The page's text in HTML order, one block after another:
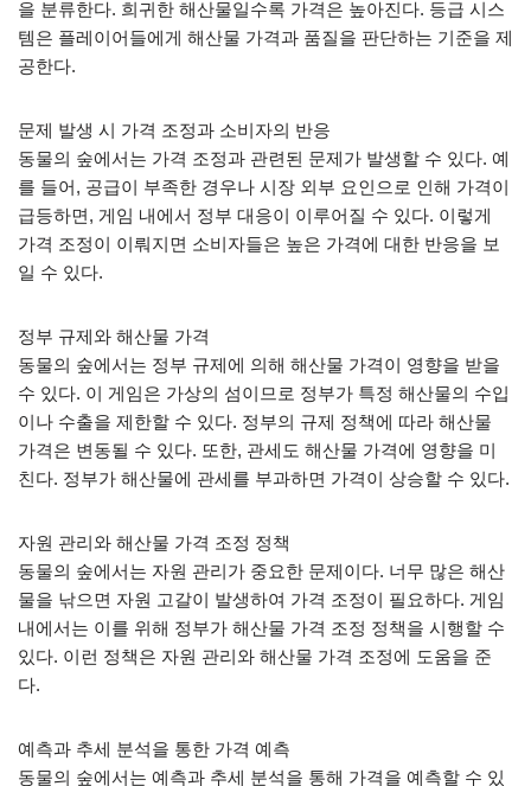
을 분류한다. 희귀한 해산물일수록 가격은 높아진다. 등급 시스
템은 플레이어들에게 해산물 가격과 품질을 판단하는 기준을 제
공한다.
문제 발생 시 가격 조정과 소비자의 반응
동물의 숲에서는 가격 조정과 관련된 문제가 발생할 수 있다. 예
를 들어, 공급이 부족한 경우나 시장 외부 요인으로 인해 가격이
급등하면, 게임 내에서 정부 대응이 이루어질 수 있다. 이렇게
가격 조정이 이뤄지면 소비자들은 높은 가격에 대한 반응을 보
일 수 있다.
정부 규제와 해산물 가격
동물의 숲에서는 정부 규제에 의해 해산물 가격이 영향을 받을
수 있다. 이 게임은 가상의 섬이므로 정부가 특정 해산물의 수입
이나 수출을 제한할 수 있다. 정부의 규제 정책에 따라 해산물
가격은 변동될 수 있다. 또한, 관세도 해산물 가격에 영향을 미
친다. 정부가 해산물에 관세를 부과하면 가격이 상승할 수 있다.
자원 관리와 해산물 가격 조정 정책
동물의 숲에서는 자원 관리가 중요한 문제이다. 너무 많은 해산
물을 낚으면 자원 고갈이 발생하여 가격 조정이 필요하다. 게임
내에서는 이를 위해 정부가 해산물 가격 조정 정책을 시행할 수
있다. 이런 정책은 자원 관리와 해산물 가격 조정에 도움을 준
다.
예측과 추세 분석을 통한 가격 예측
동물의 숲에서는 예측과 추세 분석을 통해 가격을 예측할 수 있